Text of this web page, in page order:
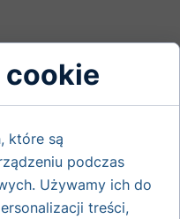
cookie
które są
podczas
Używamy ich do
treści,